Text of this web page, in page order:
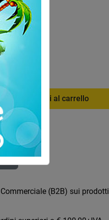
info
Aggiungi al carrello
(B2B) sui prodotti